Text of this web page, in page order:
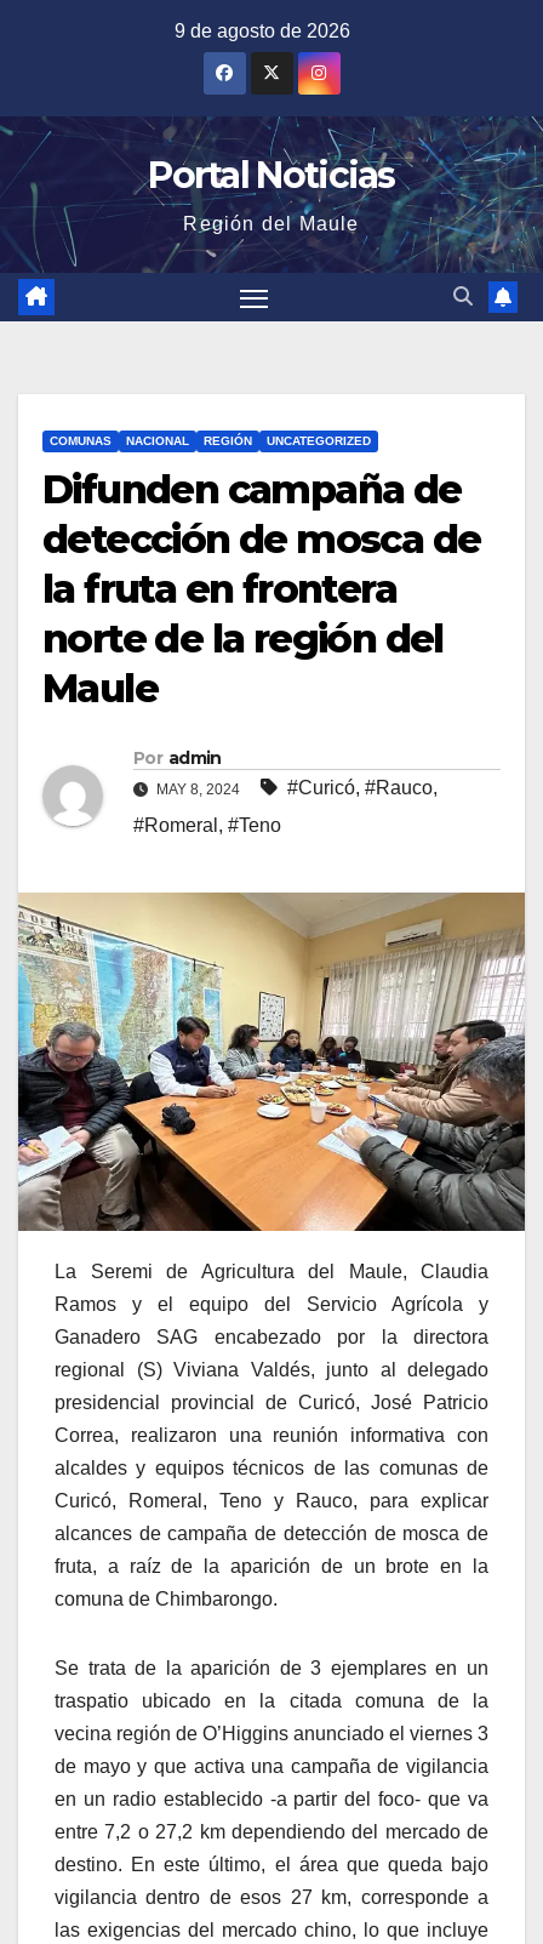
9 de agosto de 2026
Portal Noticias
Región del Maule
COMUNAS NACIONAL REGIÓN UNCATEGORIZED
Difunden campaña de
detección de mosca de
la fruta en frontera
norte de la región del
Maule
Por admin
MAY 8, 2024 #Curicó, #Rauco,
#Romeral , #Teno
La Seremi de Agricultura del Maule, Claudia
Ramos y el equipo del Servicio Agrícola y
Ganadero SAG encabezado por la directora
regional (S) Viviana Valdés, junto al delegado
presidencial provincial de Curicó, José Patricio
Correa, realizaron una reunión informativa con
alcaldes y equipos técnicos de las comunas de
Curicó, Romeral, Teno y Rauco, para explicar
alcances de campaña de detección de mosca de
fruta, a raíz de la aparición de un brote en la
comuna de Chimbarongo.
Se trata de la aparición de 3 ejemplares en un
traspatio ubicado en la citada comuna de la
vecina región de O’Higgins anunciado el viernes 3
de mayo y que activa una campaña de vigilancia
en un radio establecido -a partir del foco- que va
entre 7,2 o 27,2 km dependiendo del mercado de
destino. En este último, el área que queda bajo
vigilancia dentro de esos 27 km, corresponde a
las exigencias del mercado chino, lo que incluye